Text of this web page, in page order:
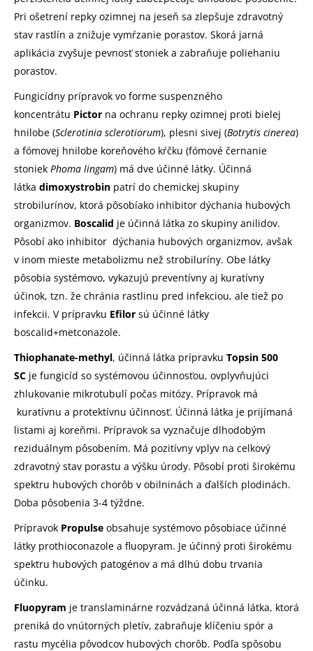
Pri ošetrení repky ozimnej na jeseň sa zlepšuje zdravotný
stav rastlín a znižuje vymŕzanie porastov. Skorá jarná
aplikácia zvyšuje pevnosť stoniek a zabraňuje poliehaniu
porastov.
Fungicídny prípravok vo forme suspenzného
koncentrátu Pictor na ochranu repky ozimnej proti bielej
hnilobe (Sclerotinia sclerotiorum), plesni sivej (Botrytis cinerea)
a fómovej hnilobe koreňového kŕčku (fómové černanie
stoniek Phoma lingam) má dve účinné látky. Účinná
látka dimoxystrobin patrí do chemickej skupiny
strobilurínov, ktorá pôsobíako inhibitor dýchania hubových
organizmov. Boscalid je účinná látka zo skupiny anilidov.
Pôsobí ako inhibitor dýchania hubových organizmov, avšak
v inom mieste metabolizmu než strobiluríny. Obe látky
pôsobia systémovo, vykazujú preventívny aj kuratívny
účinok, tzn. že chránia rastlinu pred infekciou, ale tiež po
infekcii. V prípravku Efilor sú účinné látky
boscalid+metconazole.
Thiophanate-methyl, účinná látka prípravku Topsin 500
SC je fungicíd so systémovou účinnosťou, ovplyvňujúci
zhlukovanie mikrotubulí počas mitózy. Prípravok má
kuratívnu a protektívnu účinnosť. Účinná látka je prijímaná
listami aj koreňmi. Prípravok sa vyznačuje dlhodobým
reziduálnym pôsobením. Má pozitívny vplyv na celkový
zdravotný stav porastu a výšku úrody. Pôsobí proti širokému
spektru hubových chorôb v obilninách a ďalších plodinách.
Doba pôsobenia 3-4 týždne.
Prípravok Propulse obsahuje systémovo pôsobiace účinné
látky prothioconazole a fluopyram. Je účinný proti širokému
spektru hubových patogénov a má dlhú dobu trvania
účinku.
Fluopyram je translaminárne rozvádzaná účinná látka, ktorá
preniká do vnútorných pletív, zabraňuje klíčeniu spór a
rastu mycélia pôvodcov hubových chorôb. Podľa spôsobu